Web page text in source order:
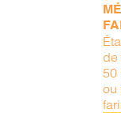
de
50
ou